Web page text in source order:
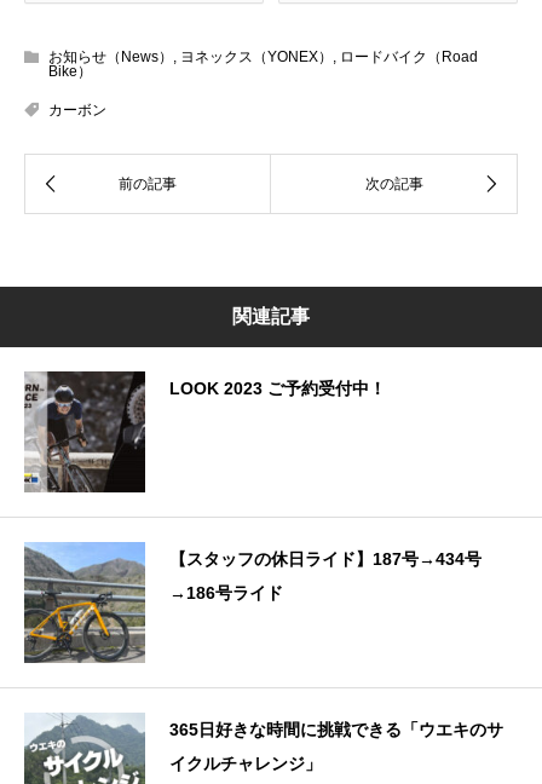
お知らせ（News） ヨネックス（YONEX）
ロードバイク（Road
Bike）
カーボン
関連記事
LOOK 2023 ご予約受付中！
【スタッフの休日ライド】187号→434号
→186号ライド
365日好きな時間に挑戦できる「ウエキのサ
イクルチャレンジ」